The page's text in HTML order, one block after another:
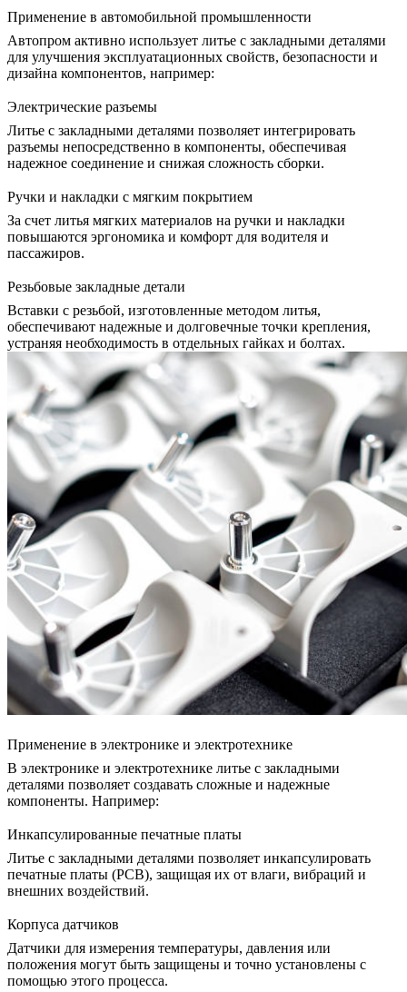
Применение в автомобильной промышленности
Автопром активно использует литье с закладными деталями
для улучшения эксплуатационных свойств, безопасности и
дизайна компонентов, например:
Электрические разъемы
Литье с закладными деталями позволяет интегрировать
разъемы непосредственно в компоненты, обеспечивая
надежное соединение и снижая сложность сборки.
Ручки и накладки с мягким покрытием
За счет литья мягких материалов на ручки и накладки
повышаются эргономика и комфорт для водителя и
пассажиров.
Резьбовые закладные детали
Вставки с резьбой, изготовленные методом литья,
обеспечивают надежные и долговечные точки крепления,
устраняя необходимость в отдельных гайках и болтах.
Применение в электронике и электротехнике
В электронике и электротехнике литье с закладными
деталями позволяет создавать сложные и надежные
компоненты. Например:
Инкапсулированные печатные платы
Литье с закладными деталями позволяет инкапсулировать
печатные платы (PCB), защищая их от влаги, вибраций и
внешних воздействий.
Корпуса датчиков
Датчики для измерения температуры, давления или
положения могут быть защищены и точно установлены с
помощью этого процесса.